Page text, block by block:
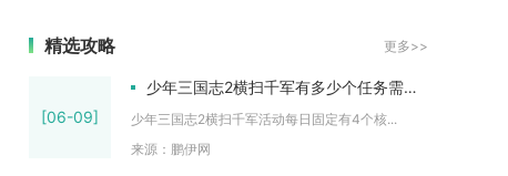
精选攻略 更多>>
[06-09]
少年三国志2横扫千军有多少个任务需要完成
少年三国志2横扫千军活动每日固定有4个核...
来源：鹏伊网